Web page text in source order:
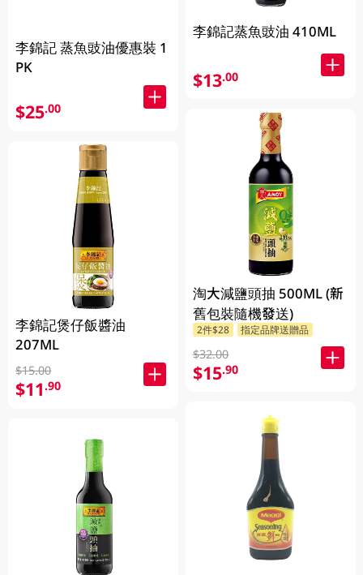
李錦記 蒸魚豉油優惠裝 1
PK
$25.00
李錦記煲仔飯醬油
207ML
$15.00
$11.90
李錦記蒸魚豉油 410ML
$13.00
淘大減鹽頭抽 500ML (新
舊包裝隨機發送)
2件$28 指定品牌送贈品
$32.00
$15.90